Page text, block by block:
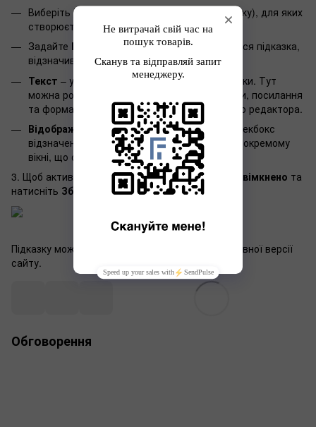
Виберіть Шаблон
(характеристику), для яких
створюється ця підказка;
Задайте Бренди
, для яких відображатиметься підказка,
відзначивши відповідні чекбокси;
Текст – у цьому полі задається вміст підказки. Тут
можна розміщувати текстові блоки, картинки, посилання
та форматувати їх за допомогою візуального редактора.
Відображати в модальному вікні— якщо чекбокс
відзначений, підказка відображатиметься в окремому
вікні, що спливає поверх сторінки.
3. Щоб активувати підказку, позначте чекбокс
Увімкнено та
натисніть Зберегти
Підказку можна задавати окремо для кожної мовної версії
сайту.
Обговорення